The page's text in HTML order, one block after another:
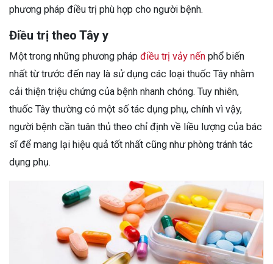
phương pháp điều trị phù hợp cho người bệnh.
Điều trị theo Tây y
Một trong những phương pháp điều trị vảy nến phổ biến
nhất từ trước đến nay là sử dụng các loại thuốc Tây nhằm
cải thiện triệu chứng của bệnh nhanh chóng. Tuy nhiên,
thuốc Tây thường có một số tác dụng phụ, chính vì vậy,
người bệnh cần tuân thủ theo chỉ định về liều lượng của bác
sĩ để mang lại hiệu quả tốt nhất cũng như phòng tránh tác
dụng phụ.